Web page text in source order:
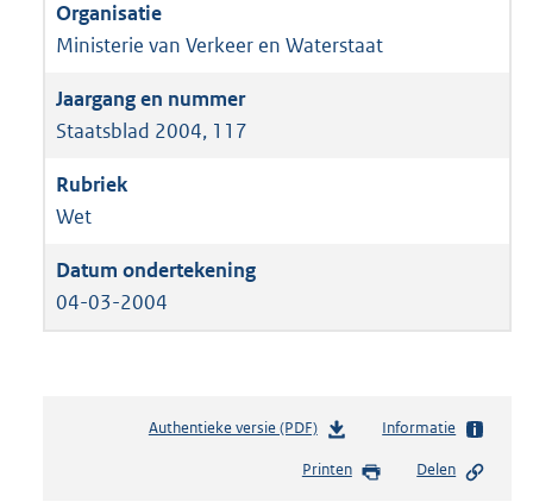
Ministerie van Verkeer en Waterstaat
Staatsblad 2004, 117
Wet
04-03-2004
Authentieke versie (PDF)b
s
Informatie
Printen Delen